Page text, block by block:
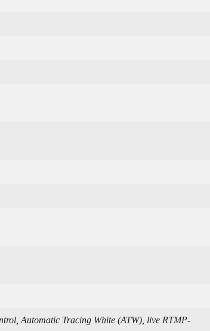
Automatic Tracing White (ATW), live RTMP-